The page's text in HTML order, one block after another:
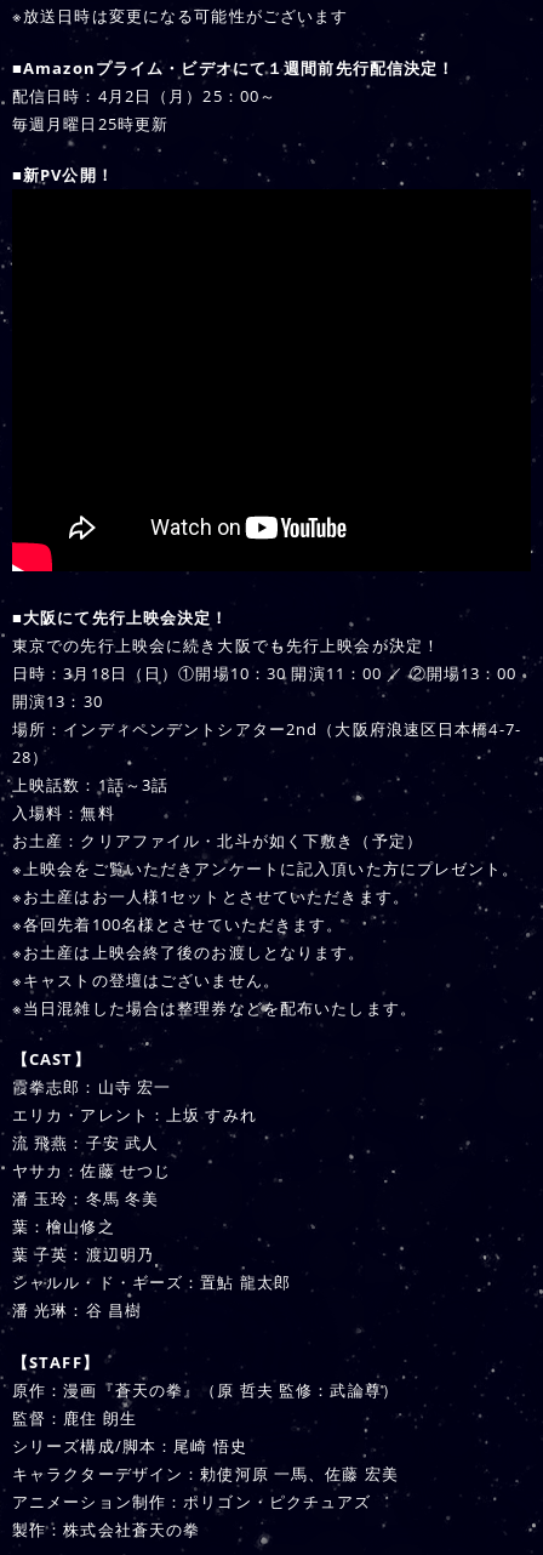
※放送日時は変更になる可能性がございます
■Amazonプライム・ビデオにて１週間前先行配信決定！
配信日時：4月2日（月）25：00～
毎週月曜日25時更新
■新PV公開！
■大阪にて先行上映会決定！
東京での先行上映会に続き大阪でも先行上映会が決定！
日時：3月18日（日）①開場10：30 開演11：00 ／ ②開場13：00
開演13：30
場所：インディペンデントシアター2nd（大阪府浪速区日本橋4-7-
28）
上映話数：1話～3話
入場料：無料
お土産：クリアファイル・北斗が如く下敷き（予定）
※上映会をご覧いただきアンケートに記入頂いた方にプレゼント。
※お土産はお一人様1セットとさせていただきます。
※各回先着100名様とさせていただきます。
※お土産は上映会終了後のお渡しとなります。
※キャストの登壇はございません。
※当日混雑した場合は整理券などを配布いたします。
【CAST】
霞拳志郎：山寺 宏一
エリカ・アレント：上坂 すみれ
流 飛燕：子安 武人
ヤサカ：佐藤 せつじ
潘 玉玲：冬馬 冬美
葉：檜山修之
葉 子英：渡辺明乃
シャルル・ド・ギーズ：置鮎 龍太郎
潘 光琳：谷 昌樹
【STAFF】
原作：漫画『蒼天の拳』（原 哲夫 監修：武論尊）
監督：鹿住 朗生
シリーズ構成/脚本：尾崎 悟史
キャラクターデザイン：勅使河原 一馬、佐藤 宏美
アニメーション制作：ポリゴン・ピクチュアズ
製作：株式会社蒼天の拳